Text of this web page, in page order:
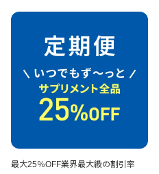
最大25％OFF業界最大級の割引率